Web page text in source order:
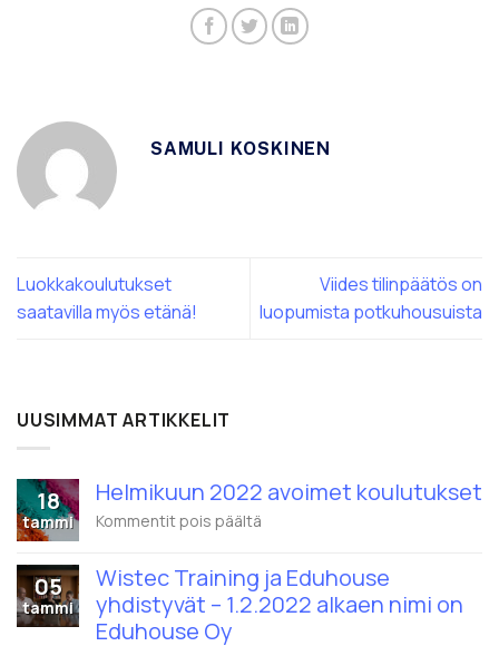
SAMULI KOSKINEN
Luokkakoulutukset
saatavilla myös etänä!
Viides tilinpäätös on
luopumista potkuhousuista
UUSIMMAT ARTIKKELIT
18
tammi
Helmikuun 2022 avoimet koulutukset
Kommentit pois päältä
avoimet
koulutukset
05
tammi
Wistec Training ja Eduhouse
yhdistyvät – 1.2.2022 alkaen nimi on
Eduhouse Oy